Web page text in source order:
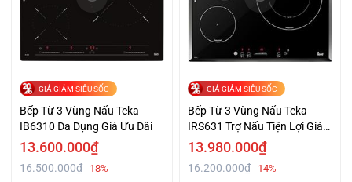
GIÁ GIẢM SIÊU SỐC
Bếp Từ 3 Vùng Nấu Teka
IB6310 Đa Dụng Giá Ưu Đãi
13.600.000₫
16.500.000₫ -18%
GIÁ GIẢM SIÊU SỐC
Bếp Từ 3 Vùng Nấu Teka
IRS631 Trợ Nấu Tiện Lợi Giá
Tốt
13.980.000₫
16.200.000₫ -14%